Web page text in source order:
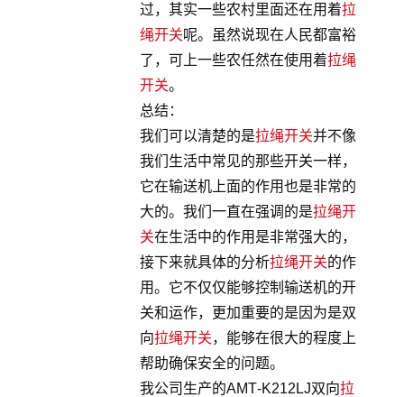
过，其实一些农村里面还在用着拉
绳开关呢。虽然说现在人民都富裕
了，可上一些农任然在使用着拉绳
开关。
总结：
我们可以清楚的是拉绳开关并不像
我们生活中常见的那些开关一样，
它在输送机上面的作用也是非常的
大的。我们一直在强调的是拉绳开
关在生活中的作用是非常强大的，
接下来就具体的分析拉绳开关的作
用。它不仅仅能够控制输送机的开
关和运作，更加重要的是因为是双
向拉绳开关，能够在很大的程度上
帮助确保安全的问题。
我公司生产的AMT-K212LJ双向拉